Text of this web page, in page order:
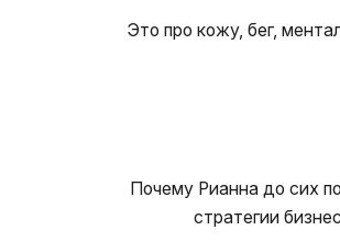
Это про кожу, бег,
Почему Рианна до сих
стратегии